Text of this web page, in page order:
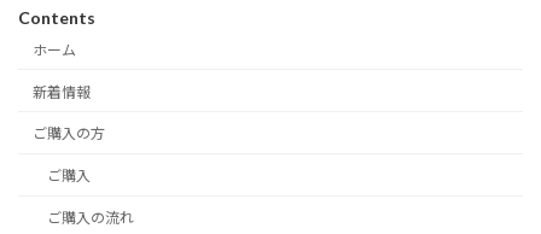
Contents
ホーム
新着情報
ご購入の方
ご購入
ご購入の流れ